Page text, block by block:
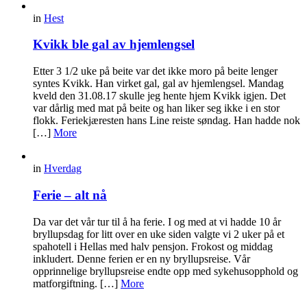
in Hest
Kvikk ble gal av hjemlengsel
Etter 3 1/2 uke på beite var det ikke moro på beite lenger
syntes Kvikk. Han virket gal, gal av hjemlengsel. Mandag
kveld den 31.08.17 skulle jeg hente hjem Kvikk igjen. Det
var dårlig med mat på beite og han liker seg ikke i en stor
flokk. Feriekjæresten hans Line reiste søndag. Han hadde nok
[…] More
in Hverdag
Ferie – alt nå
Da var det vår tur til å ha ferie. I og med at vi hadde 10 år
bryllupsdag for litt over en uke siden valgte vi 2 uker på et
spahotell i Hellas med halv pensjon. Frokost og middag
inkludert. Denne ferien er en ny bryllupsreise. Vår
opprinnelige bryllupsreise endte opp med sykehusopphold og
matforgiftning. […] More